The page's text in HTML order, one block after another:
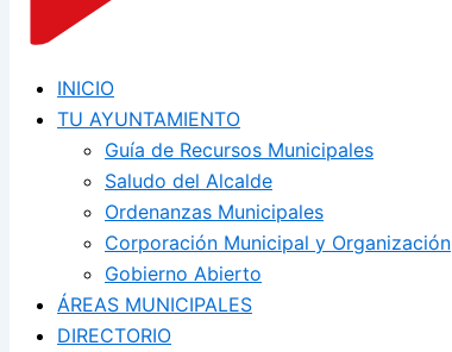
INICIO
TU AYUNTAMIENTO
Guía de Recursos Municipales
Saludo del Alcalde
Ordenanzas Municipales
Corporación Municipal y Organización
Gobierno Abierto
ÁREAS MUNICIPALES
DIRECTORIO